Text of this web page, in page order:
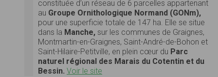
constituée d’un réseau de 6 parcelles appartenant
au Groupe Ornithologique Normand (GONm),
pour une superficie totale de 147 ha. Elle se situe
dans la Manche, sur les communes de Graignes,
Montmartin-en-Graignes, Saint-André-de-Bohon et
Saint-Hilaire-Petitville, en plein cœur du Parc
naturel régional des Marais du Cotentin et du
Bessin. Voir le site